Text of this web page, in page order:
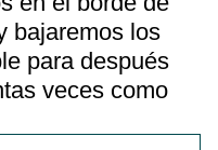
bajaremos los
para después
veces como